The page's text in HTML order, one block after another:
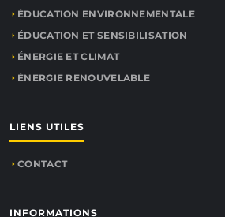
ÉDUCATION ENVIRONNEMENTALE
ÉDUCATION ET SENSIBILISATION
ÉNERGIE ET CLIMAT
ÉNERGIE RENOUVELABLE
LIENS UTILES
CONTACT
INFORMATIONS